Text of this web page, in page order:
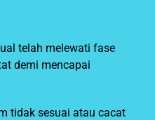
telah melewati fase
demi mencapai
tidak sesuai atau cacat